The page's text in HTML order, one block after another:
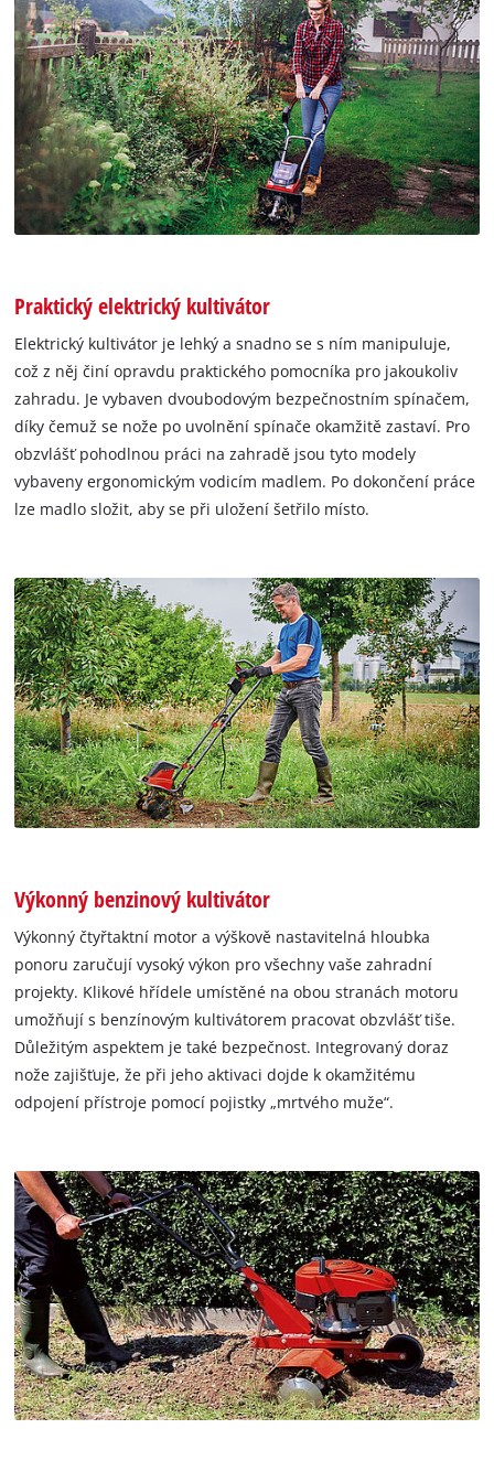
Praktický elektrický kultivátor
Elektrický kultivátor je lehký a snadno se s ním manipuluje,
což z něj činí opravdu praktického pomocníka pro jakoukoliv
zahradu. Je vybaven dvoubodovým bezpečnostním spínačem,
díky čemuž se nože po uvolnění spínače okamžitě zastaví. Pro
obzvlášť pohodlnou práci na zahradě jsou tyto modely
vybaveny ergonomickým vodicím madlem. Po dokončení práce
lze madlo složit, aby se při uložení šetřilo místo.
Výkonný benzinový kultivátor
Výkonný čtyřtaktní motor a výškově nastavitelná hloubka
ponoru zaručují vysoký výkon pro všechny vaše zahradní
projekty. Klikové hřídele umístěné na obou stranách motoru
umožňují s benzínovým kultivátorem pracovat obzvlášť tiše.
Důležitým aspektem je také bezpečnost. Integrovaný doraz
nože zajišťuje, že při jeho aktivaci dojde k okamžitému
odpojení přístroje pomocí pojistky „mrtvého muže“.